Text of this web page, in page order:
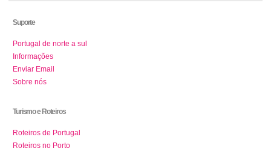
Suporte
Portugal de norte a sul
Informações
Enviar Email
Sobre nós
Turismo e Roteiros
Roteiros de Portugal
Roteiros no Porto